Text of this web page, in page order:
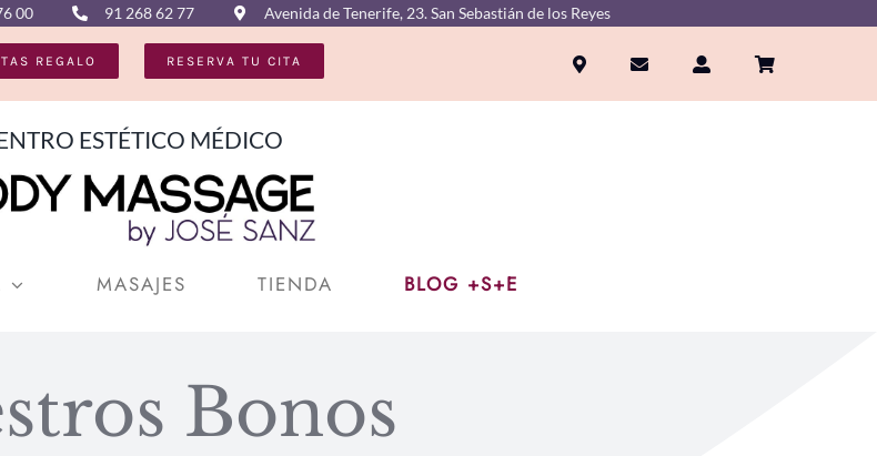
00 91 268 62 77 Avenida de Tenerife, 23. San Sebastián de los Reyes
REGALO RESERVA TU CITA
ESTÉTICO MÉDICO
MASAJES TIENDA BLOG +S+E
Bonos